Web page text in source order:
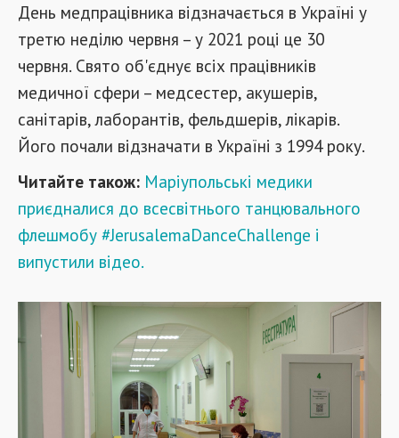
День медпрацівника відзначається в Україні у
третю неділю червня – у 2021 році це 30
червня. Свято об'єднує всіх працівників
медичної сфери – медсестер, акушерів,
санітарів, лаборантів, фельдшерів, лікарів.
Його почали відзначати в Україні з 1994 року.
Читайте також: Маріупольські медики
приєдналися до всесвітнього танцювального
флешмобу #JerusalemaDanceChallenge і
випустили відео.